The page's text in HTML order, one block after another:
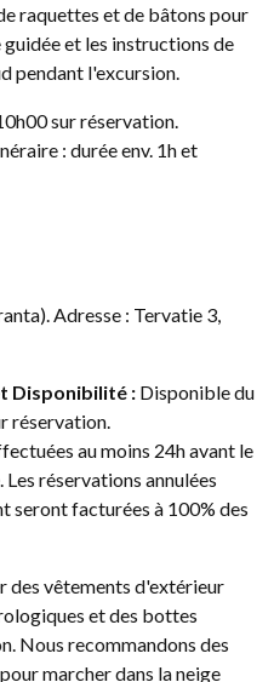
raquettes et de bâtons pour
et les instructions de
pendant l'excursion.
sur réservation.
: durée env. 1h et
Adresse : Tervatie 3,
Disponibilité : Disponible du
réservation.
au moins 24h avant le
réservations annulées
seront facturées à 100% des
des vêtements d'extérieur
et des bottes
Nous recommandons des
marcher dans la neige